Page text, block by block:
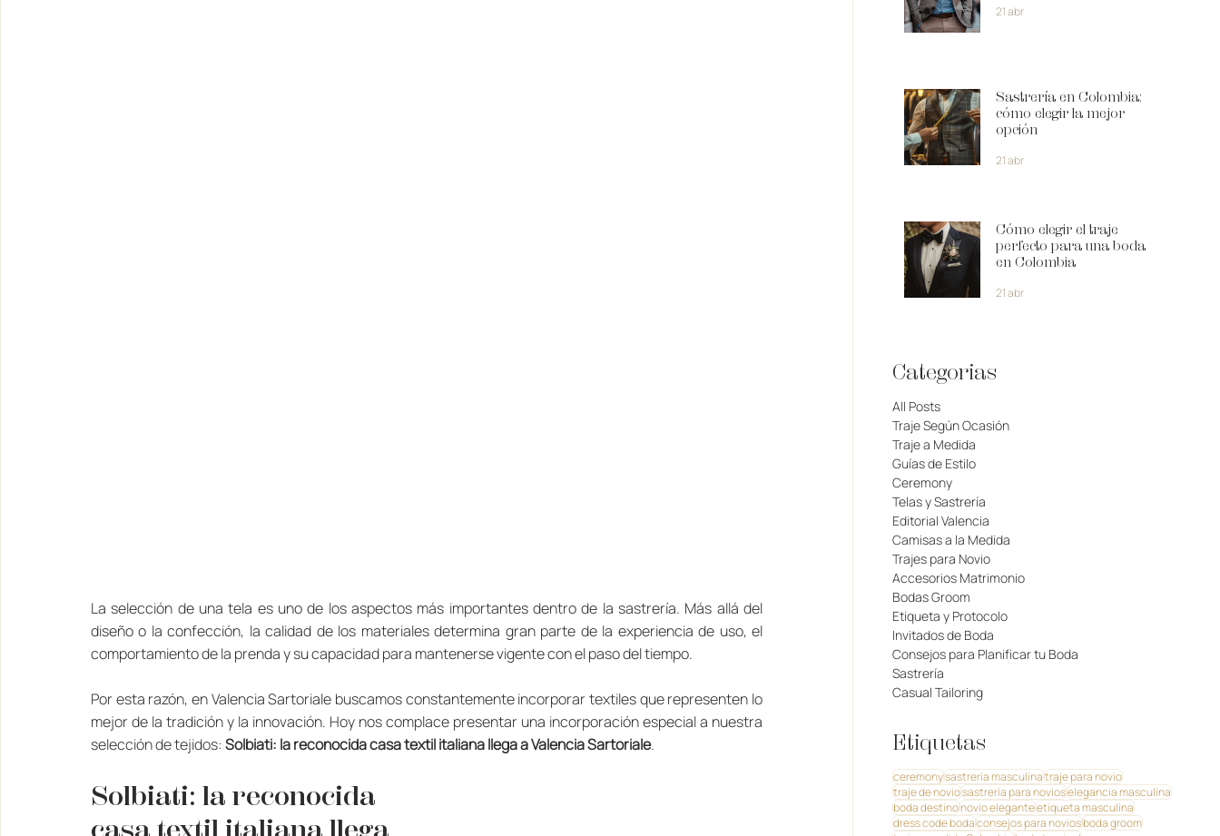
La selección de una tela es uno de los aspectos más importantes dentro de la sastrería. Más allá del
diseño o la confección, la calidad de los materiales determina gran parte de la experiencia de uso, el
comportamiento de la prenda y su capacidad para mantenerse vigente con el paso del tiempo.
Por esta razón, en Valencia Sartoriale buscamos constantemente incorporar textiles que representen lo
mejor de la tradición y la innovación. Hoy nos complace presentar una incorporación especial a nuestra
selección de tejidos: Solbiati: la reconocida casa textil italiana llega a Valencia Sartoriale.
Solbiati: la reconocida
21 abr
Sastrería en Colombia:
cómo elegir la mejor
opción
21 abr
Cómo elegir el traje
perfecto para una boda
en Colombia
21 abr
Categorias
All Posts
Traje Según Ocasión
Traje a Medida
Guías de Estilo
Ceremony
Telas y Sastrería
Editorial Valencia
Camisas a la Medida
Trajes para Novio
Accesorios Matrimonio
Bodas Groom
Etiqueta y Protocolo
Invitados de Boda
Consejos para Planificar tu Boda
Sastrería
Casual Tailoring
Etiquetas
ceremonysastrería masculinatraje para novio
traje de noviosastrería para novioselegancia masculina
boda destinonovio eleganteetiqueta masculina
dress code bodaconsejos para noviosboda groom